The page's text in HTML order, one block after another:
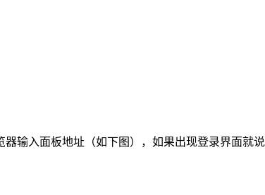
输入面板地址（如下图），如果出现登录界面就